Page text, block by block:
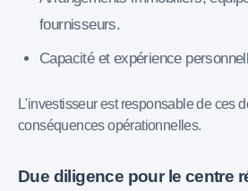
fournisseurs.
Capacité et expérience
L'investisseur est responsable de ces
conséquences opérationnelles.
Due diligence pour le centre